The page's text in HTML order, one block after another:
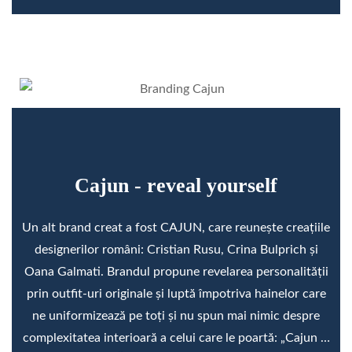
Cajun - reveal yourself
Un alt brand creat a fost CAJUN, care reunește creațiile
designerilor români: Cristian Rusu, Crina Bulprich și
Oana Galmati. Brandul propune revelarea personalității
prin outfit-uri originale și luptă împotriva hainelor care
ne uniformizează pe toți și nu spun mai nimic despre
complexitatea interioară a celui care le poartă: „Cajun …